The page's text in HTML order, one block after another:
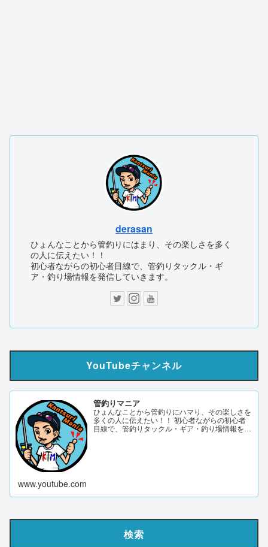
derasan
ひょんなことから管釣りにはまり、その楽しさを多く
の人に伝えたい！！
初心者ながらの初心者目線で、管釣りタックル・ギ
ア・釣り場情報を発信していきます。
YouTubeチャンネル
管釣りマニア
ひょんなことから管釣りにハマり、その楽しさを
多くの人に伝えたい！！ 初心者ながらの初心者
目線で、管釣りタックル・ギア・釣り場情報を発
www.youtube.com
検索